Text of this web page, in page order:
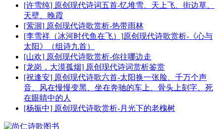
[许雪纯] 原创现代诗词五首-忆堆雪、天上飞、街边草、
天壁、晚霞
[萦洄] 原创现代诗歌赏析-热带雨林
[李雪祥（冰河时代鱼在飞）]原创现代诗歌赏析-《心与
太阳》（组诗九首）
[山欢] 原创现代诗歌赏析-你往哪边走
[龙岗，大漠孤烟] 原创现代诗词赏析鉴赏
[祝逢安] 原创现代诗歌六首-太阳换一张脸、千万个声
音、风在慢慢变黑、坐在奔驰的车上、骨头上刻字、死
在眼睛中的人
[杨振中] 原创现代诗歌赏析-月光下的老槐树